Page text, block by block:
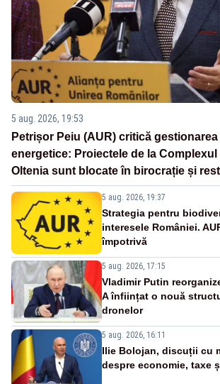
5 aug. 2026, 19:53
Petrișor Peiu (AUR) critică
energetice: Proiectele de la
Oltenia sunt blocate în birocrație și
5 aug. 2026, 19:37
Strategia pentru
interesele României.
împotrivă
5 aug. 2026, 17:15
Vladimir Putin
A înființat o nouă
dronelor
5 aug. 2026, 16:11
Ilie Bolojan, discuții cu
despre economie, taxe